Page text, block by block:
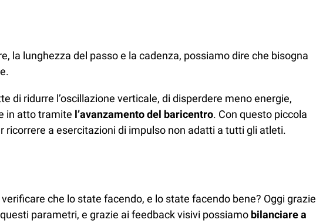
la lunghezza del passo e la cadenza, possiamo dire che bisogna
di ridurre l’oscillazione verticale, di disperdere meno energie,
in atto tramite l’avanzamento del baricentro. Con questo piccola
a esercitazioni di impulso non adatti a tutti gli atleti.
che lo state facendo, e lo state facendo bene? Oggi grazie
parametri, e grazie ai feedback visivi possiamo bilanciare a